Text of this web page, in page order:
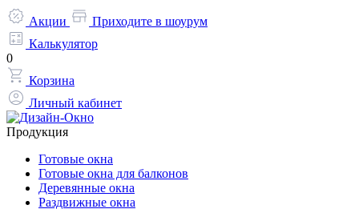
Акции
Приходите в шоурум
Калькулятор
0
Корзина
Личный кабинет
Продукция
Готовые окна
Готовые окна для балконов
Деревянные окна
Раздвижные окна